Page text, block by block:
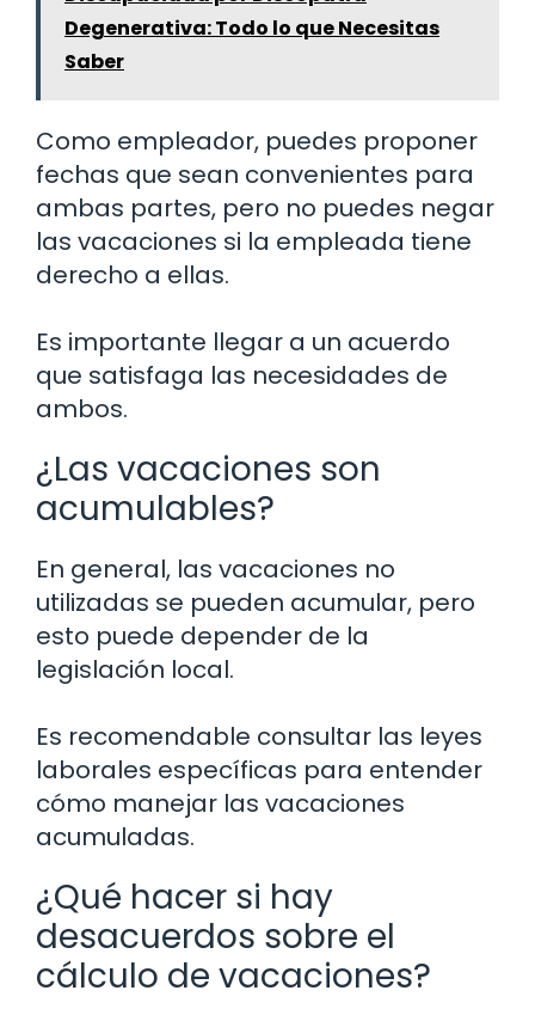
Degenerativa: Todo lo que Necesitas
Saber
Como empleador, puedes proponer
fechas que sean convenientes para
ambas partes, pero no puedes negar
las vacaciones si la empleada tiene
derecho a ellas.
Es importante llegar a un acuerdo
que satisfaga las necesidades de
ambos.
¿Las vacaciones son
acumulables?
En general, las vacaciones no
utilizadas se pueden acumular, pero
esto puede depender de la
legislación local.
Es recomendable consultar las leyes
laborales específicas para entender
cómo manejar las vacaciones
acumuladas.
¿Qué hacer si hay
desacuerdos sobre el
cálculo de vacaciones?